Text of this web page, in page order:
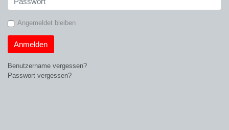
Angemeldet bleiben
Anmelden
Benutzername vergessen?
Passwort vergessen?